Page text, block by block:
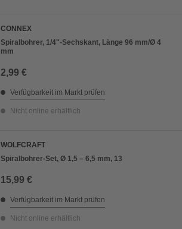
CONNEX
Spiralbohrer, 1/4"-Sechskant, Länge 96 mm/Ø 4
mm
2,99 €
Verfügbarkeit im Markt prüfen
Nicht online erhältlich
WOLFCRAFT
Spiralbohrer-Set, Ø 1,5 – 6,5 mm, 13
15,99 €
Verfügbarkeit im Markt prüfen
Nicht online erhältlich